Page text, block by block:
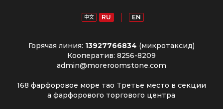
中文 RU EN
Горячая линия: 13927766834 (микротаксид)
Кооператив: 8256-8209
admin@moreroomstone.com
168 фарфоровое море тао Третье место в секции
а фарфорового торгового центра